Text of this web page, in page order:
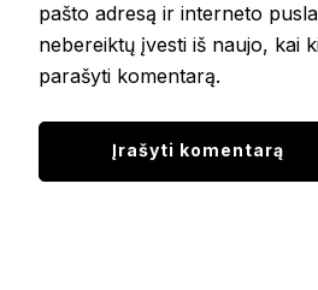
pašto adresą ir interneto
nebereiktų įvesti iš naujo, kai
parašyti komentarą.